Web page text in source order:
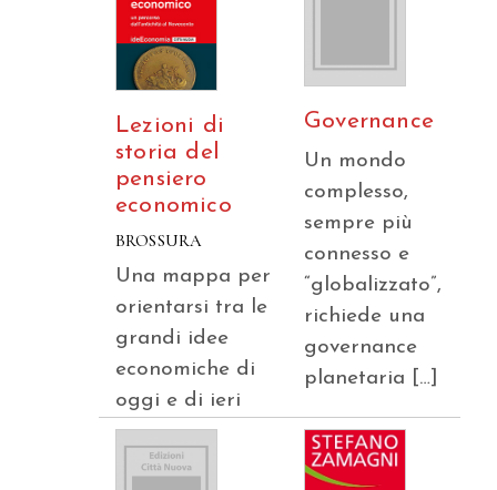
Lezioni di
storia del
pensiero
economico
BROSSURA
Una mappa per
orientarsi tra le
grandi idee
economiche di
oggi e di ieri
Governance
Un mondo
complesso,
sempre più
connesso e
“globalizzato”,
richiede una
governance
planetaria […]